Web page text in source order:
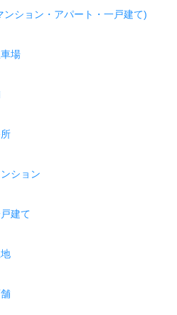
ション・アパート・一戸建て)
場
ション
建て